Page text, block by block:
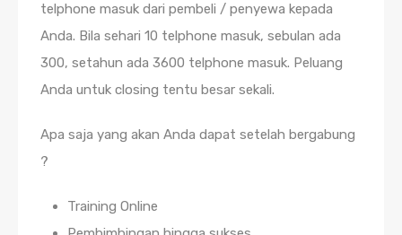
telphone masuk dari pembeli / penyewa kepada
Anda. Bila sehari 10 telphone masuk, sebulan ada
300, setahun ada 3600 telphone masuk. Peluang
Anda untuk closing tentu besar sekali.
Apa saja yang akan Anda dapat setelah bergabung
?
Training Online